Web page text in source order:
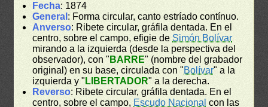
Fecha: 1874
General : Forma circular, canto estríado contínuo.
Anverso: Ribete circular, gráfila dentada. En el
centro, sobre el campo, efigie deSimón Bolívar
mirando a la izquierda (desde la perspectiva del
observador), con " BARRE" (nombre del grabador
original) en su base, circulada con "Bolívar" a la
izquierda y " LIBERTADOR" a la derecha.
Reverso: Ribete circular, gráfila dentada. En el
centro, sobre el campo, Escudo Nacional con las